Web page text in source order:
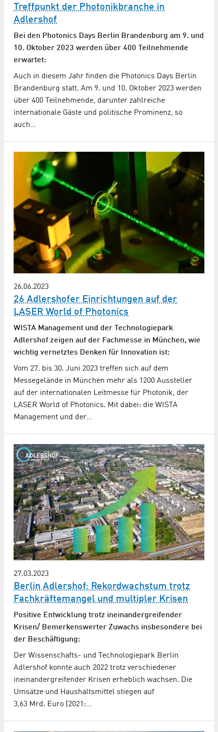
Treffpunkt der Photonikbranche in
Adlershof
Bei den Photonics Days Berlin Brandenburg am 9. und
10. Oktober 2023 werden über 400 Teilnehmende
erwartet:
Auch in diesem Jahr finden die Photonics Days Berlin
Brandenburg statt. Am 9. und 10. Oktober 2023 werden
über 400 Teilnehmende, darunter zahlreiche
internationale Gäste und politische Prominenz, so
auch…
26.06.2023
26 Adlershofer Einrichtungen auf der
LASER World of Photonics
WISTA Management und der Technologiepark
Adlershof zeigen auf der Fachmesse in München, wie
wichtig vernetztes Denken für Innovation ist:
Vom 27. bis 30. Juni 2023 treffen sich auf dem
Messegelände in München mehr als 1200 Aussteller
auf der internationalen Leitmesse für Photonik, der
LASER World of Photonics. Mit dabei: die WISTA
Management und der…
27.03.2023
Berlin Adlershof: Rekordwachstum trotz
Fachkräftemangel und multipler Krisen
Positive Entwicklung trotz ineinandergreifender
Krisen/ Bemerkenswerter Zuwachs insbesondere bei
der Beschäftigung:
Der Wissenschafts- und Technologiepark Berlin
Adlershof konnte auch 2022 trotz verschiedener
ineinandergreifender Krisen erheblich wachsen. Die
Umsätze und Haushaltsmittel stiegen auf
3,63 Mrd. Euro (2021:…